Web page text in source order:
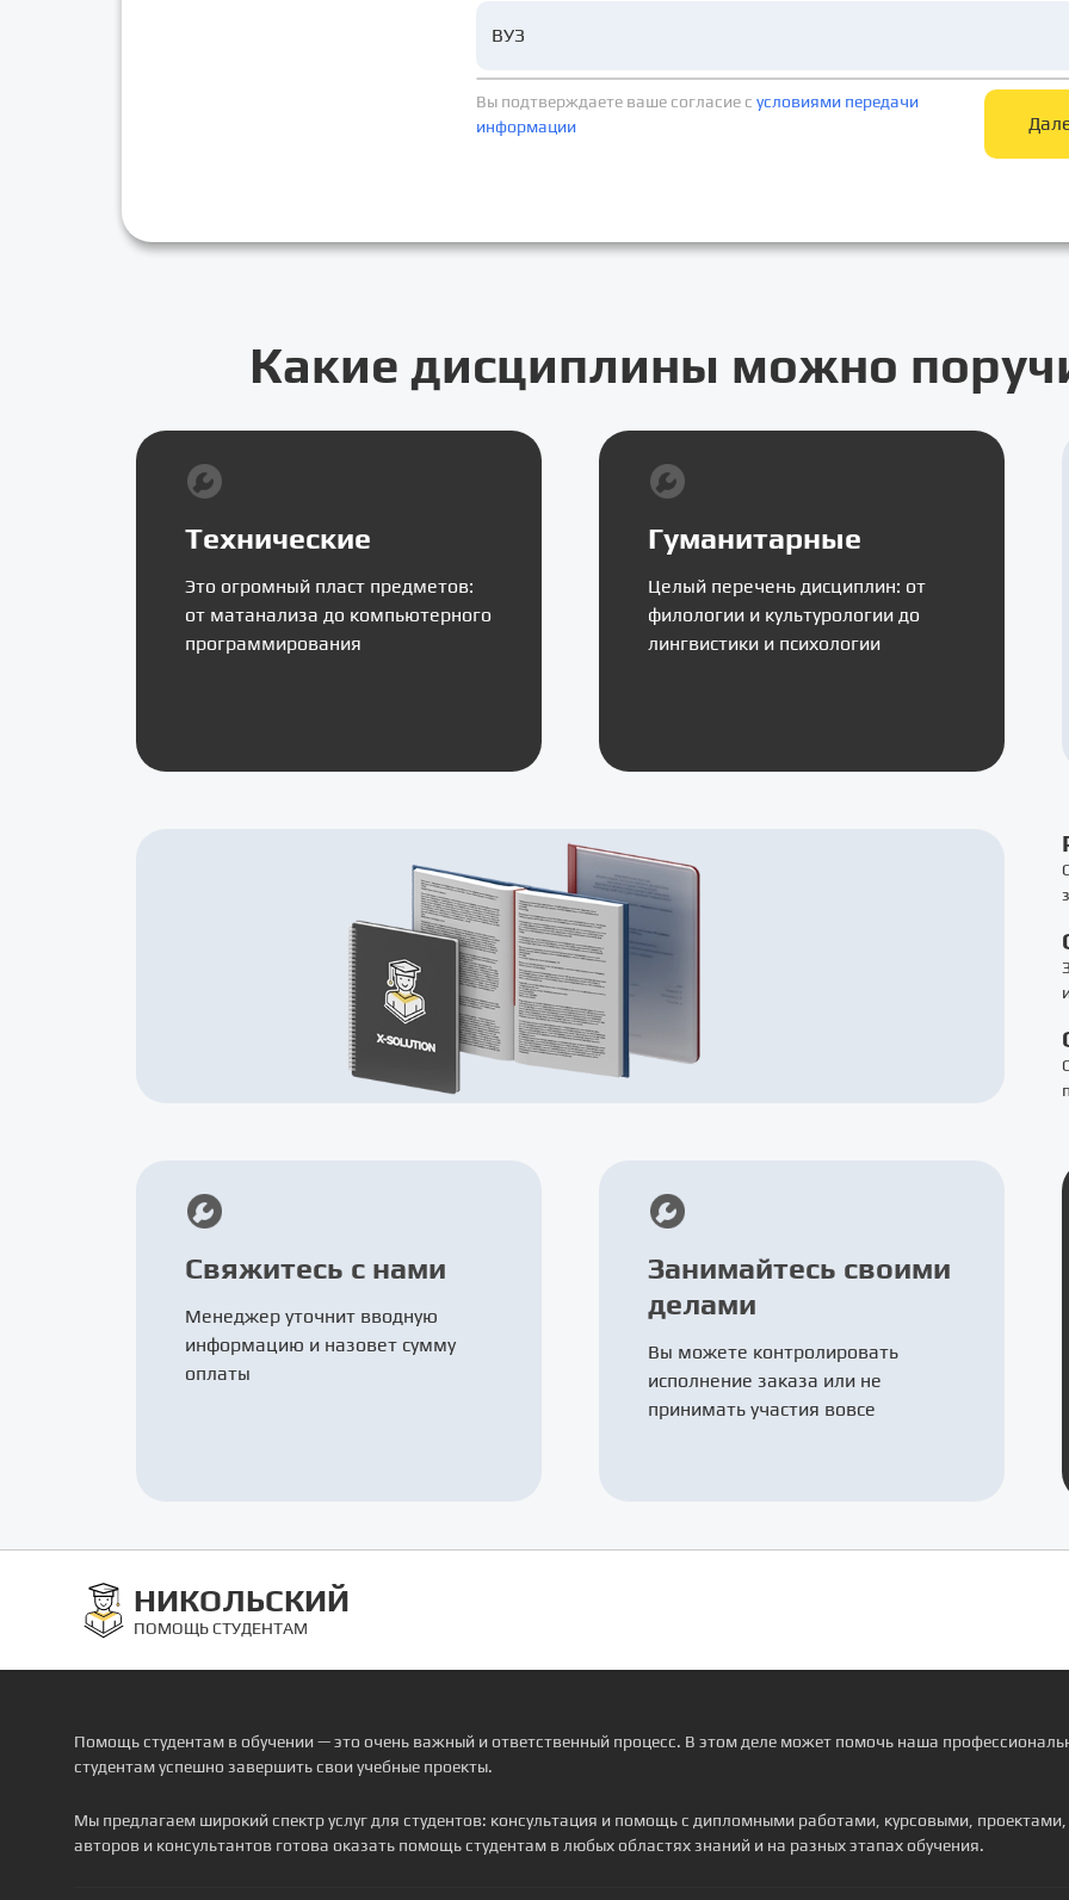
ВУЗ
Вы подтверждаете ваше согласие c условиями передачи
информации
Какие дисциплины можно
Технические
Это огромный пласт предметов:
от матанализа до компьютерного
программирования
Гуманитарные
Целый перечень дисциплин: от
филологии и культурологии до
лингвистики и психологии
Свяжитесь с нами
Менеджер уточнит вводную
информацию и назовет сумму
оплаты
Занимайтесь своими
делами
Вы можете контролировать
исполнение заказа или не
принимать участия вовсе
НИКОЛЬСКИЙ
ПОМОЩЬ СТУДЕНТАМ
Помощь студентам в обучении — это очень важный и ответственный процесс. В этом деле может помочь наша
студентам успешно завершить свои учебные проекты.
Мы предлагаем широкий спектр услуг для студентов: консультация и помощь с дипломными работами, курсовыми,
авторов и консультантов готова оказать помощь студентам в любых областях знаний и на разных этапах обучения.